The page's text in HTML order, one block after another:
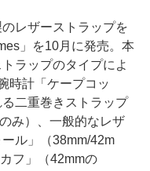
レザーストラップを
」を10月に発売。本
ラップのタイプによ
時計「ケープコッ
二重巻きストラップ
み）、一般的なレザ
ル」（38mm/42m
フ」（42mmの